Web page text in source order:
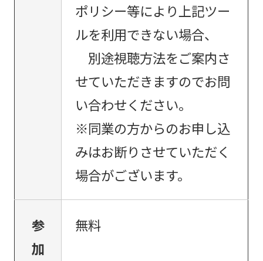
ポリシー等により上記ツー
ルを利用できない場合、
別途視聴方法をご案内さ
せていただきますのでお問
い合わせください。
※同業の方からのお申し込
みはお断りさせていただく
場合がございます。
参
加
無料